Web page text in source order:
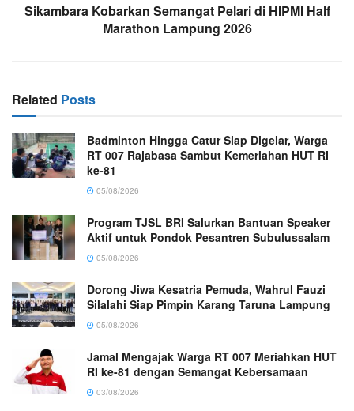
Sikambara Kobarkan Semangat Pelari di HIPMI Half
Marathon Lampung 2026
Related Posts
Badminton Hingga Catur Siap Digelar, Warga
RT 007 Rajabasa Sambut Kemeriahan HUT RI
ke-81
05/08/2026
Program TJSL BRI Salurkan Bantuan Speaker
Aktif untuk Pondok Pesantren Subulussalam
05/08/2026
Dorong Jiwa Kesatria Pemuda, Wahrul Fauzi
Silalahi Siap Pimpin Karang Taruna Lampung
05/08/2026
Jamal Mengajak Warga RT 007 Meriahkan HUT
RI ke-81 dengan Semangat Kebersamaan
03/08/2026